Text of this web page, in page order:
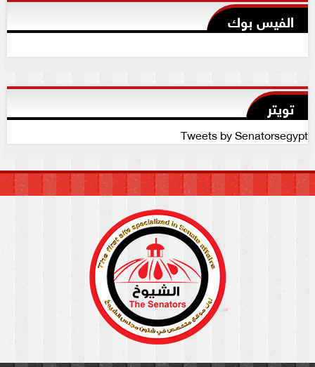
الفيس بوك
تويتر
Tweets by Senatorsegypt